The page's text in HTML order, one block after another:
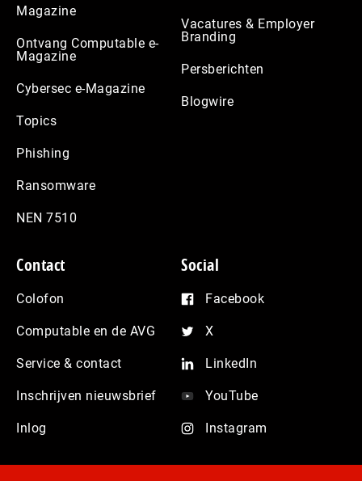
Magazine
Ontvang Computable e-
Magazine
Cybersec e-Magazine
Topics
Phishing
Ransomware
NEN 7510
Vacatures & Employer
Branding
Persberichten
Blogwire
Contact
Colofon
Computable en de AVG
Service & contact
Inschrijven nieuwsbrief
Inlog
Social
Facebook
X
LinkedIn
YouTube
Instagram